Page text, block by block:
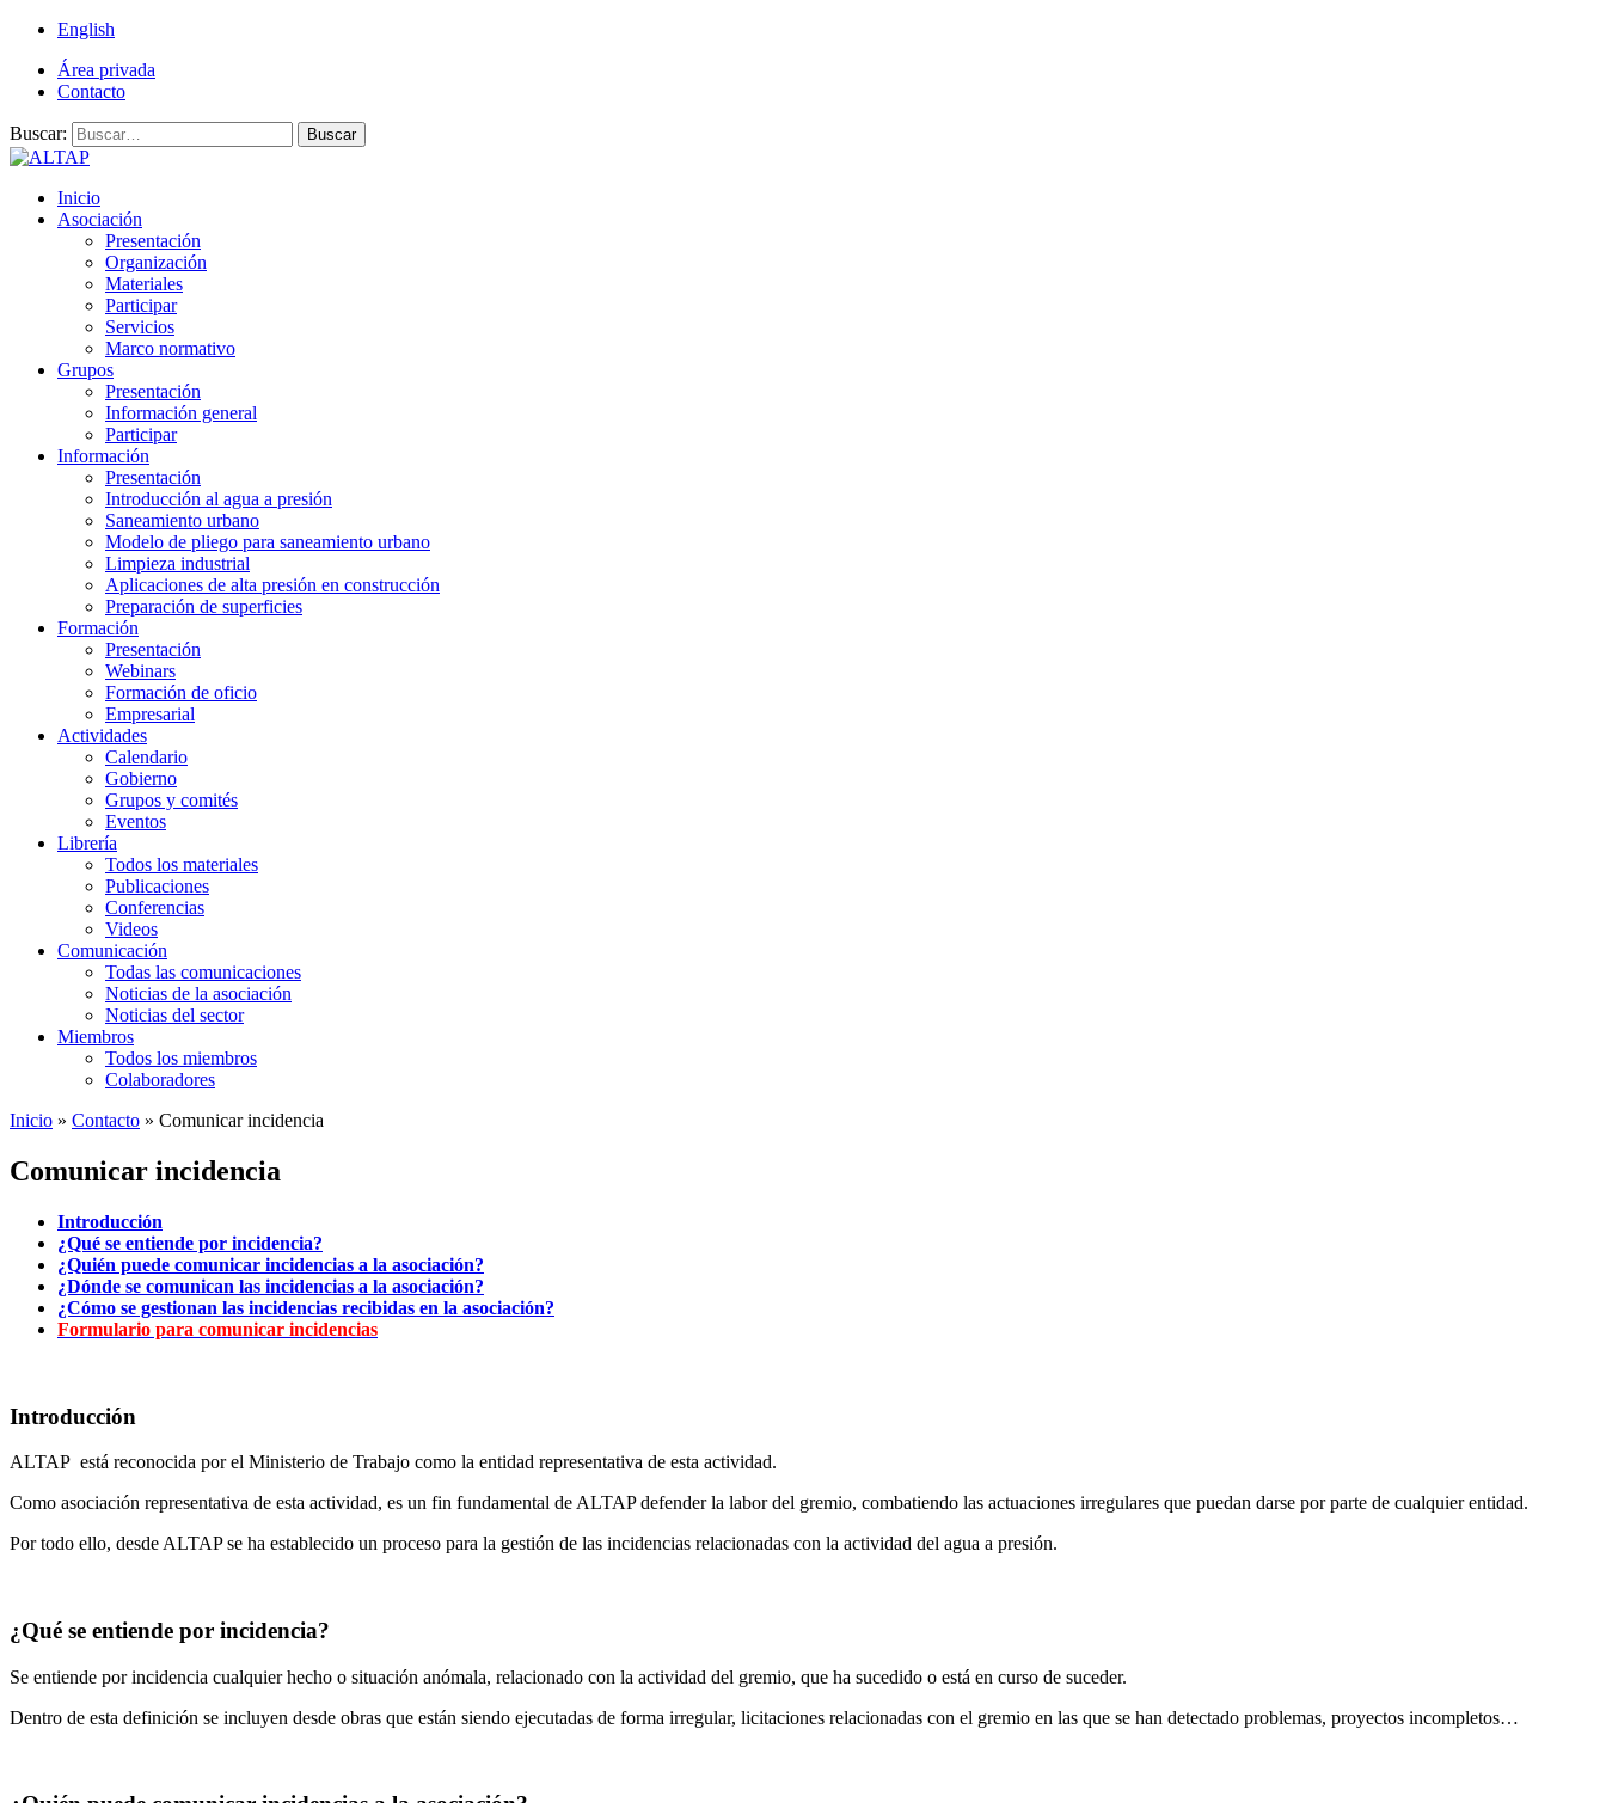
English
Área privada
Contacto
Buscar: Buscar
Inicio
Asociación
Presentación
Organización
Materiales
Participar
Servicios
Marco normativo
Grupos
Presentación
Información general
Participar
Información
Presentación
Introducción al agua a presión
Saneamiento urbano
Modelo de pliego para saneamiento urbano
Limpieza industrial
Aplicaciones de alta presión en construcción
Preparación de superficies
Formación
Presentación
Webinars
Formación de oficio
Empresarial
Actividades
Calendario
Gobierno
Grupos y comités
Eventos
Librería
Todos los materiales
Publicaciones
Conferencias
Videos
Comunicación
Todas las comunicaciones
Noticias de la asociación
Noticias del sector
Miembros
Todos los miembros
Colaboradores
Inicio » Contacto » Comunicar incidencia
Comunicar incidencia
Introducción
¿Qué se entiende por incidencia?
¿Quién puede comunicar incidencias a la asociación?
¿Dónde se comunican las incidencias a la asociación?
¿Cómo se gestionan las incidencias recibidas en la asociación?
Formulario para comunicar incidencias
Introducción
ALTAP está reconocida por el Ministerio de Trabajo como la entidad representativa de esta actividad.
Como asociación representativa de esta actividad, es un fin fundamental de ALTAP defender la labor del gremio, combatiendo las actuaciones irregulares que puedan darse por parte de cualquier entidad.
Por todo ello, desde ALTAP se ha establecido un proceso para la gestión de las incidencias relacionadas con la actividad del agua a presión.
¿Qué se entiende por incidencia?
Se entiende por incidencia cualquier hecho o situación anómala, relacionado con la actividad del gremio, que ha sucedido o está en curso de suceder.
Dentro de esta definición se incluyen desde obras que están siendo ejecutadas de forma irregular, licitaciones relacionadas con el gremio en las que se han detectado problemas, proyectos incompletos…